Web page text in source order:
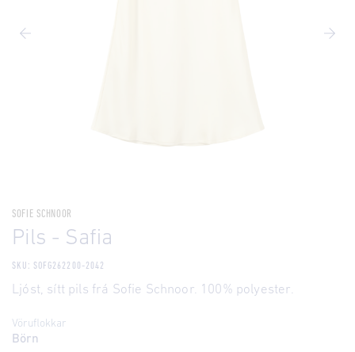
SOFIE SCHNOOR
Pils - Safia
SKU: SOFG262200-2042
Ljóst, sítt pils frá Sofie Schnoor. 100% polyester.
Vöruflokkar
Börn